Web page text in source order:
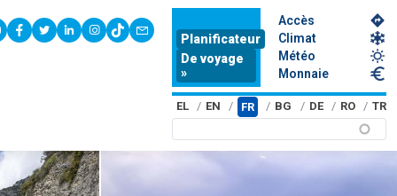
youtubefacebook
twitterlinkedininstagram
tiktokcontact
Planificateur
De voyage
»
Accès
Climat
Météo
Monnaie
EL EN FR BG DE RO TR